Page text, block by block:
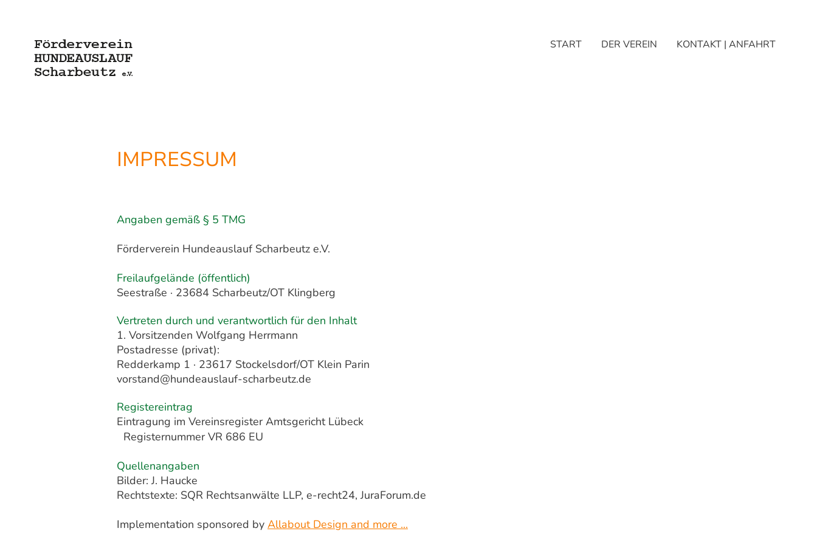
START DER VEREIN KONTAKT | ANFAHRT
IMPRESSUM
Angaben gemäß § 5 TMG
Förderverein Hundeauslauf Scharbeutz e.V.
Freilaufgelände (öffentlich)
Seestraße · 23684 Scharbeutz/OT Klingberg
Vertreten durch und verantwortlich für den Inhalt
1. Vorsitzenden Wolfgang Herrmann
Postadresse (privat):
Redderkamp 1 · 23617 Stockelsdorf/OT Klein Parin
vorstand@hundeauslauf-scharbeutz.de
Registereintrag
Eintragung im Vereinsregister Amtsgericht Lübeck
Registernummer VR 686 EU
Quellenangaben
Bilder: J. Haucke
Rechtstexte: SQR Rechtsanwälte LLP, e-recht24, JuraForum.de
Implementation sponsored by Allabout Design and more ...